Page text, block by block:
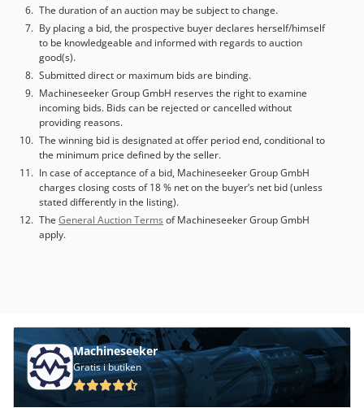
The duration of an auction may be subject to change.
By placing a bid, the prospective buyer declares herself/himself
to be knowledgeable and informed with regards to auction
good(s).
Submitted direct or maximum bids are binding.
Machineseeker Group GmbH reserves the right to examine
incoming bids. Bids can be rejected or cancelled without
providing reasons.
The winning bid is designated at offer period end, conditional to
the minimum price defined by the seller.
In case of acceptance of a bid, Machineseeker Group GmbH
charges closing costs of 18 % net on the buyer’s net bid (unless
stated differently in the listing).
The General Auction Terms of Machineseeker Group GmbH
apply.
Machineseeker
Gratis i butiken